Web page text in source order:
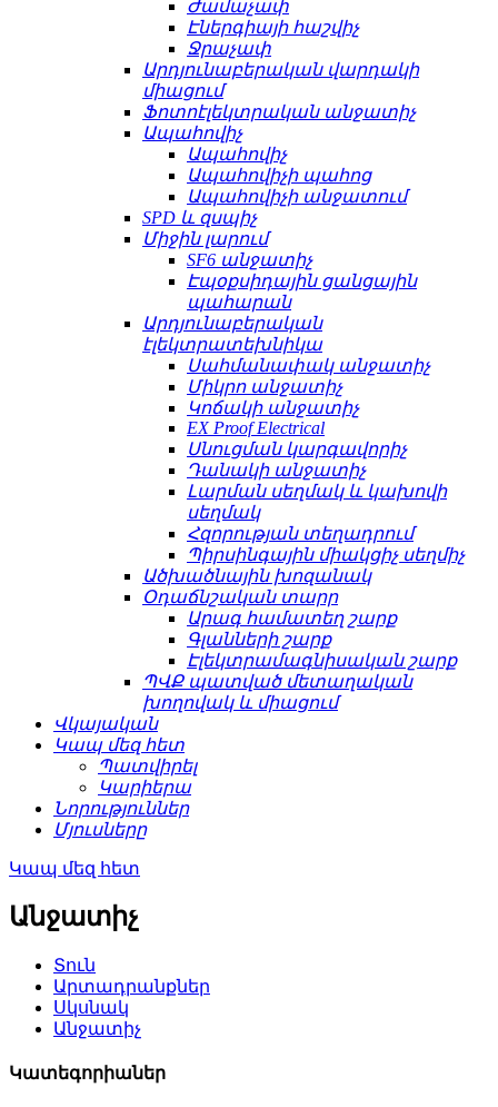
Ժամաչափ
Էներգիայի հաշվիչ
Ջրաչափ
Արդյունաբերական վարդակի
միացում
Ֆոտոէլեկտրական անջատիչ
Ապահովիչ
Ապահովիչ
Ապահովիչի պահոց
Ապահովիչի անջատում
SPD և զսպիչ
Միջին լարում
SF6 անջատիչ
Էպօքսիդային ցանցային
պահարան
Արդյունաբերական
էլեկտրատեխնիկա
Սահմանափակ անջատիչ
Միկրո անջատիչ
Կոճակի անջատիչ
EX Proof Electrical
Սնուցման կարգավորիչ
Դանակի անջատիչ
Լարման սեղմակ և կախովի
սեղմակ
Հզորության տեղադրում
Պիրսինգային միակցիչ սեղմիչ
Ածխածնային խոզանակ
Օդաճնշական տարր
Արագ համատեղ շարք
Գլանների շարք
Էլեկտրամագնիսական շարք
ՊՎՔ պատված մետաղական
խողովակ և միացում
Վկայական
Կապ մեզ հետ
Պատվիրել
Կարիերա
Նորություններ
Մյուսները
Կապ մեզ հետ
Անջատիչ
Տուն
Արտադրանքներ
Սկսնակ
Անջատիչ
Կատեգորիաներ